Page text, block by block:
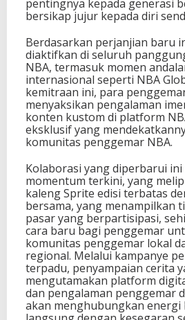
pentingnya kepada generasi
bersikap jujur kepada diri
Berdasarkan perjanjian baru
diaktifkan di seluruh
NBA, termasuk momen
internasional seperti NBA
kemitraan ini, para
menyaksikan pengalaman
konten kustom di platform
eksklusif yang
komunitas penggemar NBA.
Kolaborasi yang diperbarui
momentum terkini, yang
kaleng Sprite edisi terbatas
bersama, yang menampilkan
pasar yang berpartisipasi,
cara baru bagi penggemar
komunitas penggemar lokal
regional. Melalui kampanye
terpadu, penyampaian cerita
mengutamakan platform
dan pengalaman penggemar
akan menghubungkan energi